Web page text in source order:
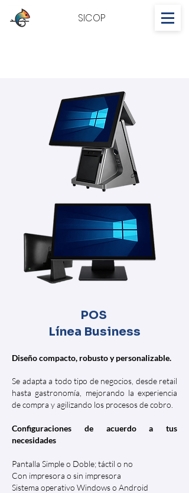
SICOP
POS
Línea Business
Diseño compacto, robusto y personalizable.
Se adapta a todo tipo de negocios, desde retail
hasta gastronomía, mejorando la experiencia
de compra y agilizando los procesos de cobro.
Configuraciones de acuerdo a tus
necesidades
Pantalla Simple o Doble; táctil o no
Con impresora o sin impresora
Sistema operativo Windows o Android